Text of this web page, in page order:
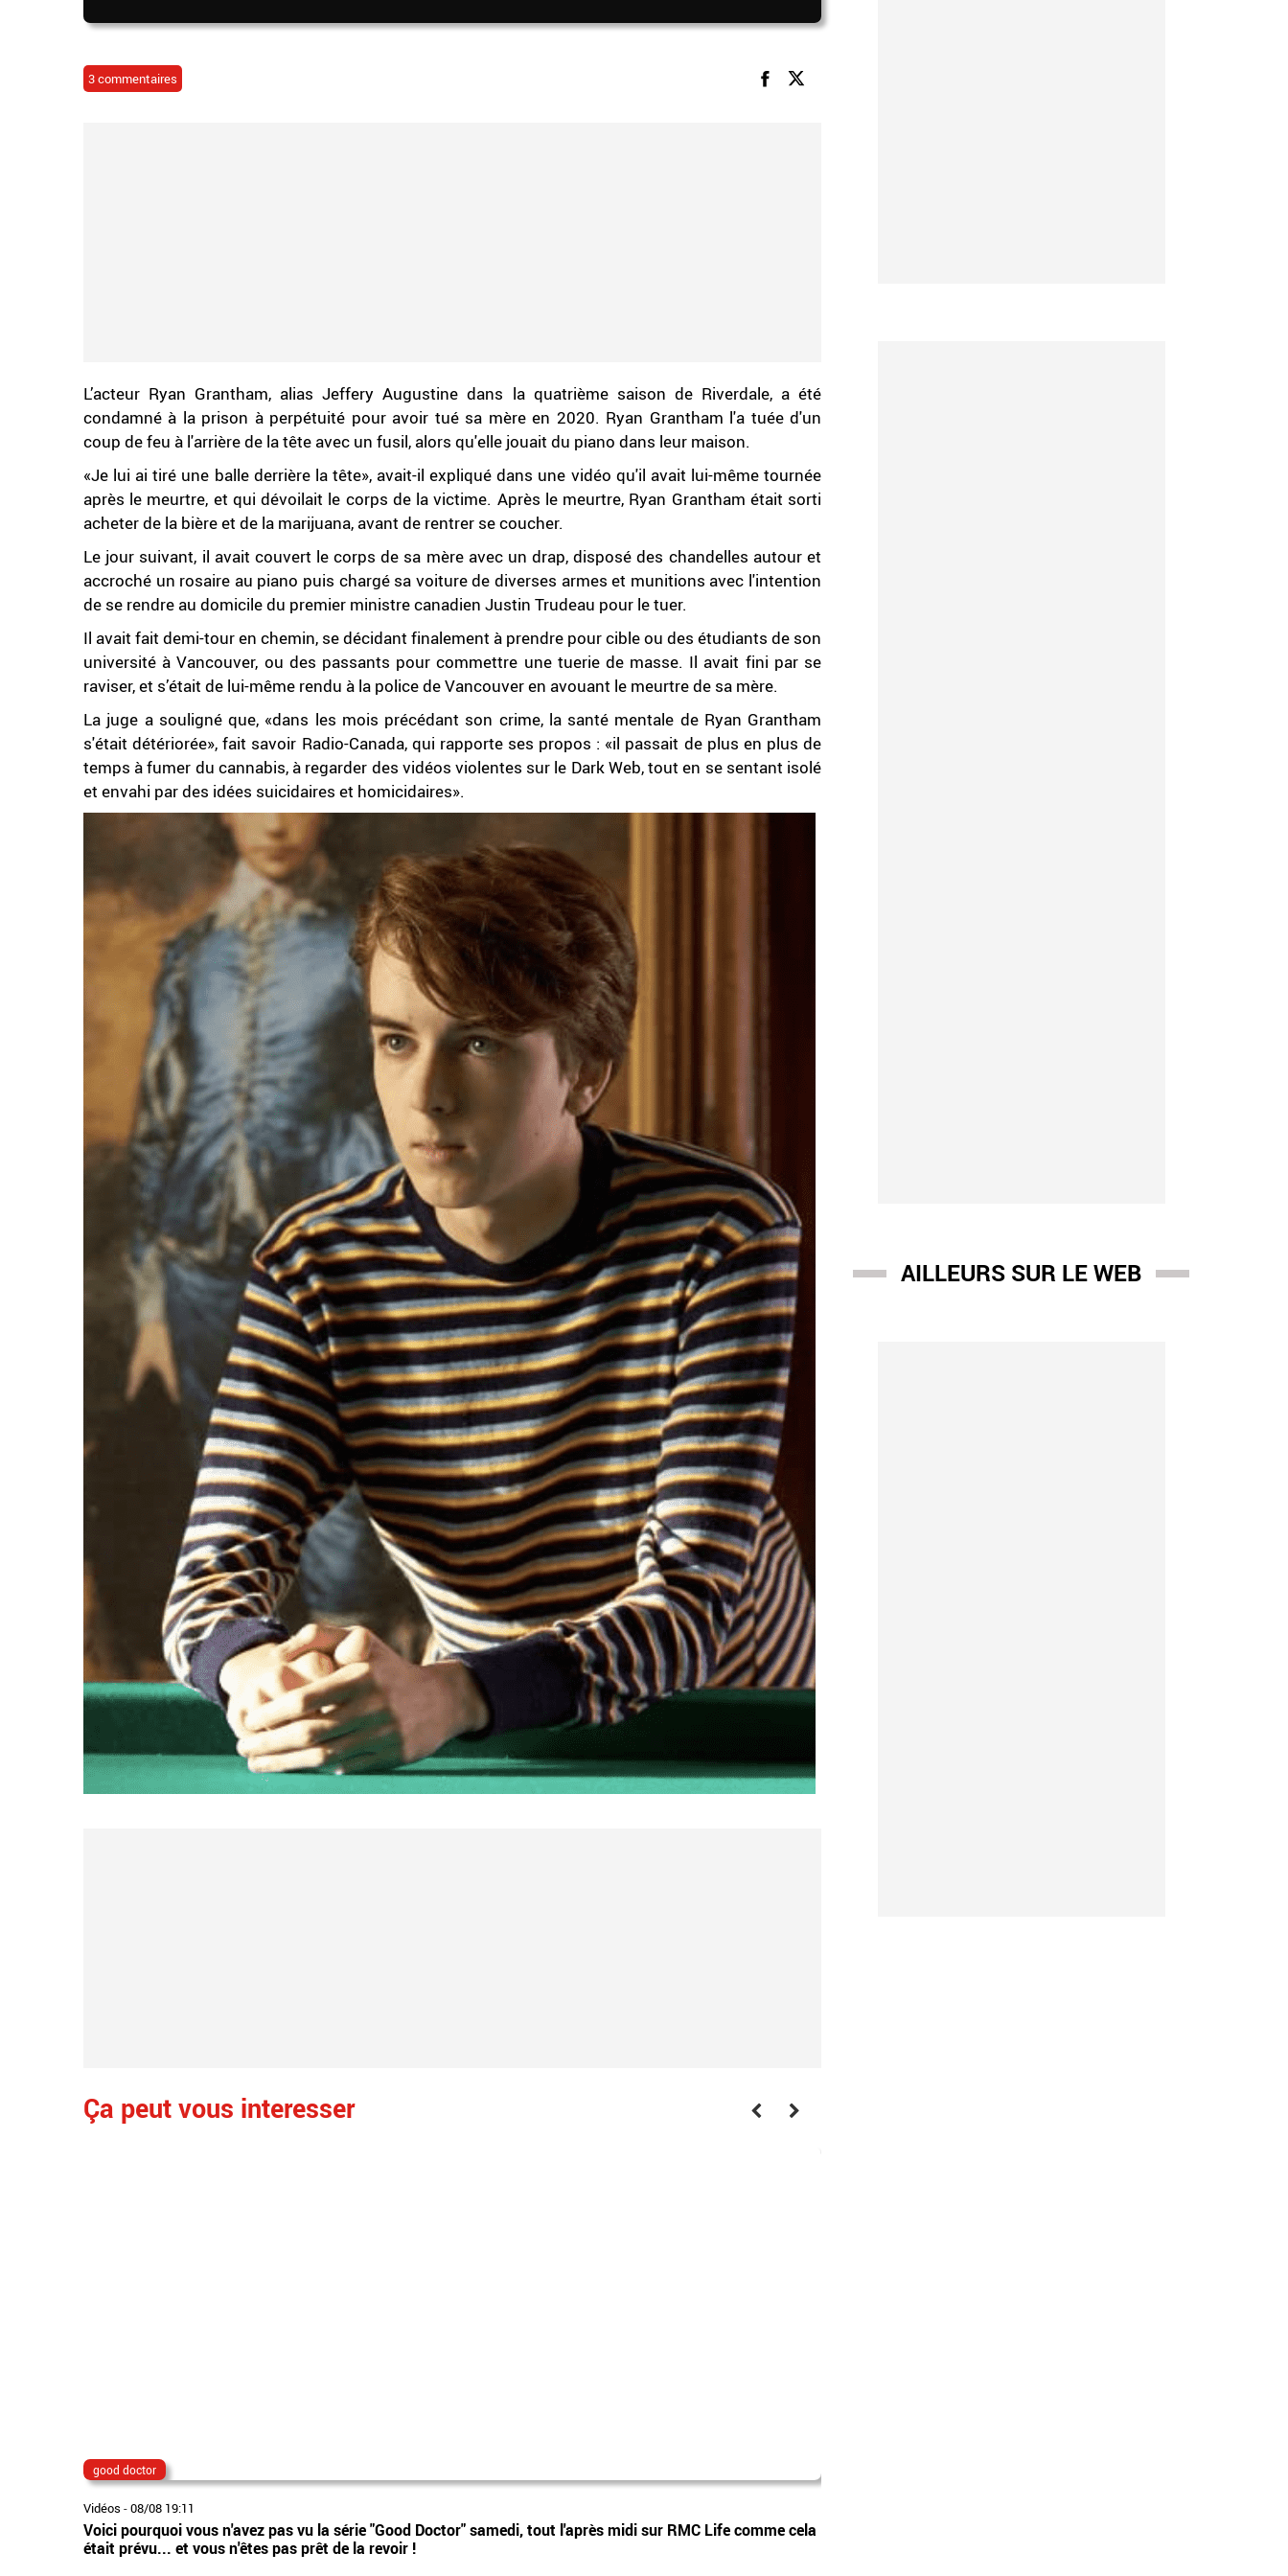
3 commentaires
L’acteur Ryan Grantham, alias Jeffery Augustine dans la quatrième saison de Riverdale, a été
condamné à la prison à perpétuité pour avoir tué sa mère en 2020. Ryan Grantham l'a tuée d'un
coup de feu à l'arrière de la tête avec un fusil, alors qu'elle jouait du piano dans leur maison.
«Je lui ai tiré une balle derrière la tête», avait-il expliqué dans une vidéo qu'il avait lui-même tournée
après le meurtre, et qui dévoilait le corps de la victime. Après le meurtre, Ryan Grantham était sorti
acheter de la bière et de la marijuana, avant de rentrer se coucher.
Le jour suivant, il avait couvert le corps de sa mère avec un drap, disposé des chandelles autour et
accroché un rosaire au piano puis chargé sa voiture de diverses armes et munitions avec l'intention
de se rendre au domicile du premier ministre canadien Justin Trudeau pour le tuer.
Il avait fait demi-tour en chemin, se décidant finalement à prendre pour cible ou des étudiants de son
université à Vancouver, ou des passants pour commettre une tuerie de masse. Il avait fini par se
raviser, et s’était de lui-même rendu à la police de Vancouver en avouant le meurtre de sa mère.
La juge a souligné que, «dans les mois précédant son crime, la santé mentale de Ryan Grantham
s'était détériorée», fait savoir Radio-Canada, qui rapporte ses propos : «il passait de plus en plus de
temps à fumer du cannabis, à regarder des vidéos violentes sur le Dark Web, tout en se sentant isolé
et envahi par des idées suicidaires et homicidaires».
Ça peut vous interesser
good doctor
Vidéos -08/08 19:11
Voici pourquoi vous n'avez pas vu la série "Good Doctor" samedi, tout l'après midi sur RMC Life comme cela
était prévu... et vous n'êtes pas prêt de la revoir !
AILLEURS SUR LE WEB